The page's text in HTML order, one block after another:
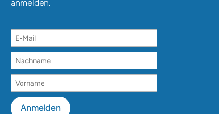
anmelden.
Anmelden